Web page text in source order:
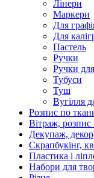
Лінери
Маркери
Для
Для
Пастель
Ручки
Ручки для
Тубуси
Туш
Вугілля
Розпис по
Вітраж, розпис
Декупаж,
Скрапбукінг,
Пластика і
Набори для